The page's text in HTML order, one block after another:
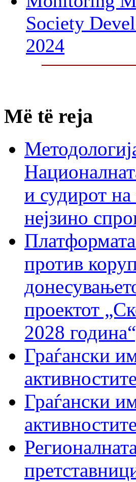
Society
2024
Më të reja
и судирот
нејзино
против
проектот
2028
Граѓански
Граѓански